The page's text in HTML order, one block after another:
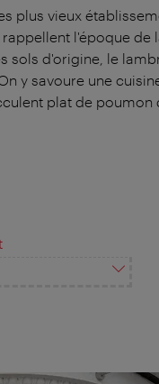
plus vieux
l'époque de
sols d'origine, le
y savoure une
plat de poumon